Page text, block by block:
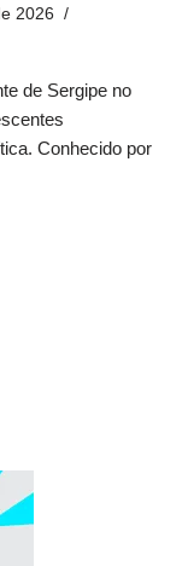
2026
de Sergipe no
Conhecido por